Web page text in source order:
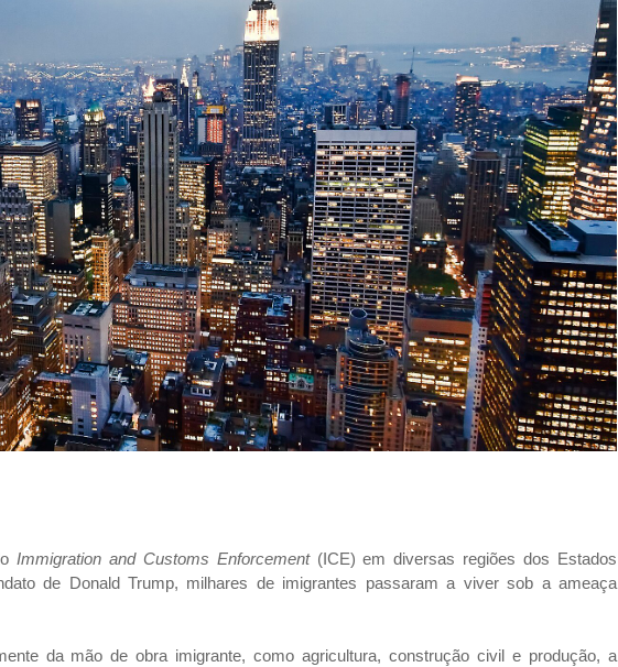
Immigration and Customs Enforcement(ICE) em diversas regiões dos Estados
de Donald Trump, milhares de imigrantes passaram a viver sob a ameaça
da mão de obra imigrante, como agricultura, construção civil e produção, a